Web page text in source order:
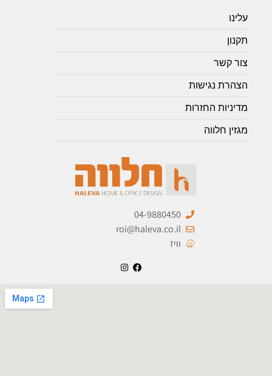
עלינו
תקנון
צור קשר
הצהרת נגישות
מדיניות החזרות
מגזין חלווה
04-9880450
roi@haleva.co.il
וויז